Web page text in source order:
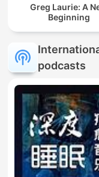
Greg Laurie: A
Beginning
podcasts